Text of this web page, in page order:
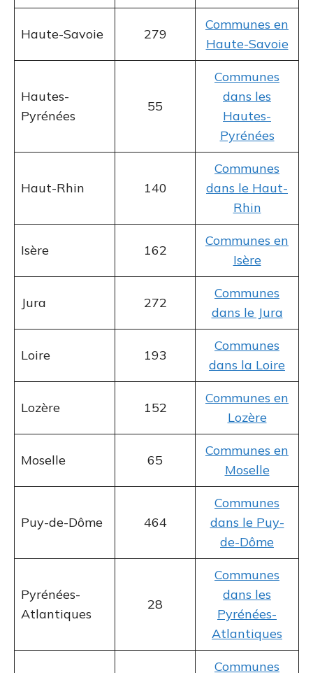
Haute-Savoie 279
Communes en
Haute-Savoie
Hautes-
Pyrénées
55
Communes
dans les
Hautes-
Pyrénées
Haut-Rhin 140
Communes
dans le Haut-
Rhin
Isère 162
Communes en
Isère
Jura 272
Communes
dans le Jura
Loire 193
Communes
dans la Loire
Lozère 152
Communes en
Lozère
Moselle 65
Communes en
Moselle
Puy-de-Dôme 464
Communes
dans le Puy-
de-Dôme
Pyrénées-
Atlantiques
28
Communes
dans les
Pyrénées-
Atlantiques
Communes